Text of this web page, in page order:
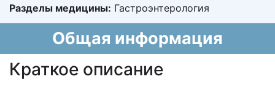
Разделы медицины: Гастроэнтерология
Общая информация
Краткое описание